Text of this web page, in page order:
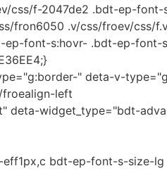
css/f-2047de2 .bdt-ep-
fron6050 .v/css/froev/css/
ep-font-s:hovr- .bdt-ep-font-
" deta-v-
froealign-left
deta-widget_type="bdt-
eff1px,c bdt-ep-font-s-size-lg